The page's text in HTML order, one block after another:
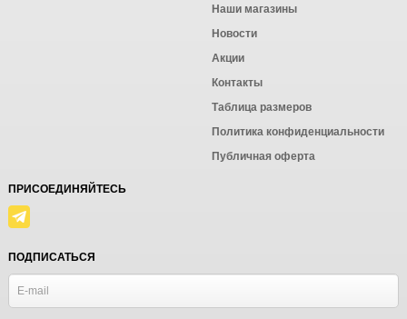
Наши магазины
Новости
Акции
Контакты
Таблица размеров
Политика конфиденциальности
Публичная оферта
ПРИСОЕДИНЯЙТЕСЬ
ПОДПИСАТЬСЯ